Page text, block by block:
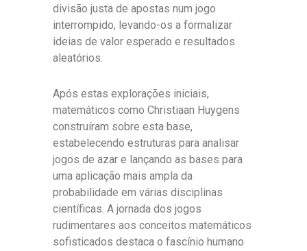
divisão justa de apostas num jogo
interrompido, levando-os a formalizar
ideias de valor esperado e resultados
aleatórios.
Após estas explorações iniciais,
matemáticos como Christiaan Huygens
construíram sobre esta base,
estabelecendo estruturas para analisar
jogos de azar e lançando as bases para
uma aplicação mais ampla da
probabilidade em várias disciplinas
científicas. A jornada dos jogos
rudimentares aos conceitos matemáticos
sofisticados destaca o fascínio humano